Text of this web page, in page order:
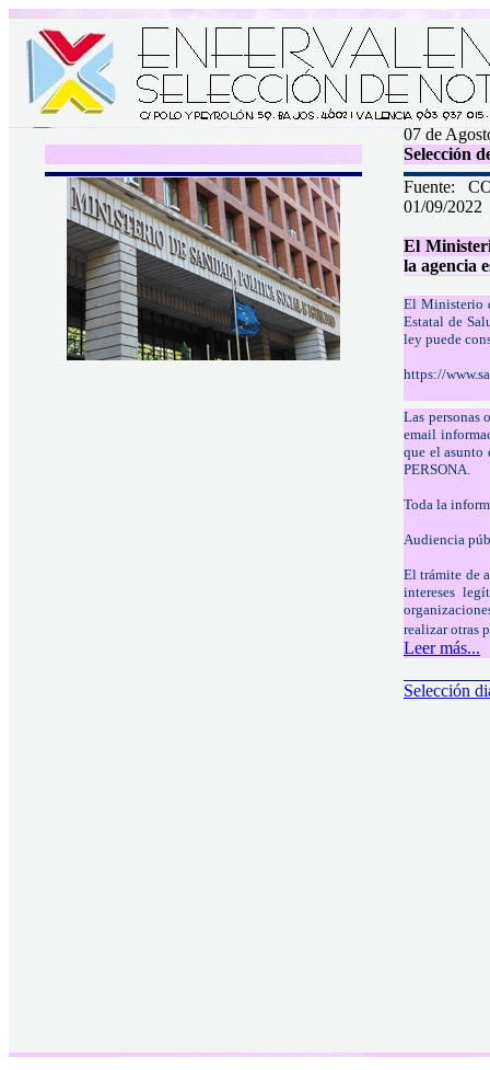
07 de
Selección
Fuente:
01/09/2022
El
la agencia
El Ministerio
Estatal de
ley puede
https://
Las personas
email
que el asunto
PERSONA.
Toda la
Audiencia
El trámite de
intereses
realizar otras
Leer más...
Selección